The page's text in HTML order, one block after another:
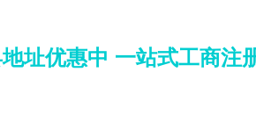
址优惠中 一站式工商注